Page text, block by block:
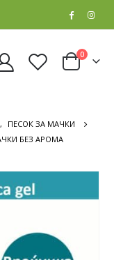
0
,
ПЕСОК ЗА МАЧКИ
БЕЗ АРОМА